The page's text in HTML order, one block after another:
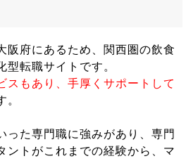
阪府にあるため、関西圏の飲食
型転職サイトです。
スもあり、手厚くサポートして
。
った専門職に強みがあり、専門
ントがこれまでの経験から、マ